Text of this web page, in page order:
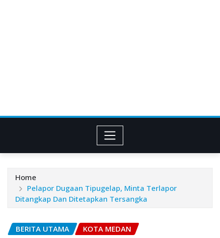
Home
Pelapor Dugaan Tipugelap, Minta Terlapor
Ditangkap Dan Ditetapkan Tersangka
BERITA UTAMA KOTA MEDAN